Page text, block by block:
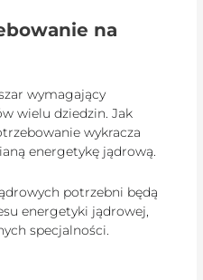
na
wymagający
wielu dziedzin. Jak
wykracza
energetykę jądrową.
potrzebni będą
energetyki jądrowej,
specjalności.